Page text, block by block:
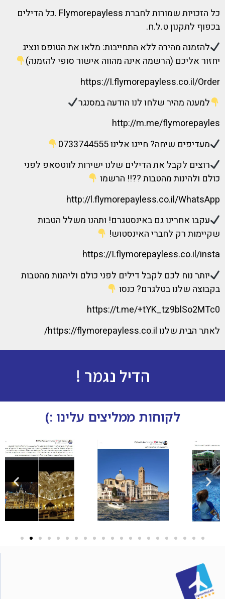
כל הזכויות שמורות לחברת Flymorepayless .כל הדילים
בכפוף לתקנון ט.ל.ח.
להזמנה מהירה ללא התחייבות: מלאו את הטופס ונציג
יחזור אליכם (הרשמה אינה מהווה אישור סופי להזמנה)
https://I.flymorepayless.co.il/Order
למענה מהיר שלחו לנו הודעה במסנגר
http://m.me/flymorepayles
מעדיפים שיחה? חייגו אלינו 0733744555
רוצים לקבל את הדילים שלנו ישירות לווטסאפ לפני
כולם ולהינות מהטבות ??!! הרשמו
http://l.flymorepayless.co.il/WhatsApp
עקבו אחרינו גם באינסטגרם! ותהנו משלל הטבות
שקיימות רק לחברי האינסטוש!
https://I.flymorepayless.co.il/insta
יותר נוח לכם לקבל דילים לפני כולם וליהנות מהטבות
בקבוצה שלנו בטלגרם? כנסו
https://t.me/+tYK_tz9blSo2MTc0
לאתר הבית שלנו https://flymorepayless.co.il/
הדיל נגמר !
לקוחות ממליצים עלינו :)